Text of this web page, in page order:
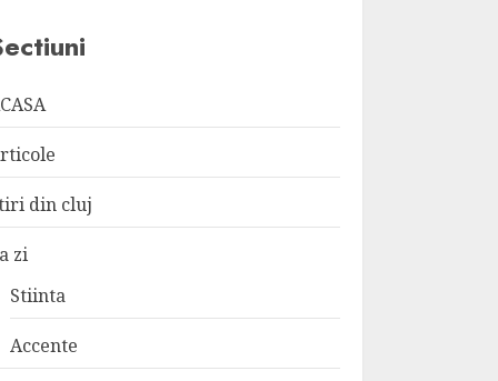
din cluj
zi
Stiinta
Accente